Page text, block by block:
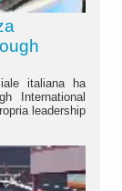
italiana ha
International
leadership